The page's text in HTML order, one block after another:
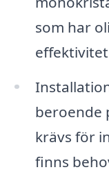
som har
beroende
krävs för
finns